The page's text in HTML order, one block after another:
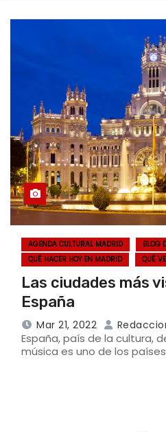
AGENDA CULTURAL MADRID
BLOG
QUÉ HACER HOY EN MADRID
QUÉ
Las ciudades más
España
Mar 21, 2022
España, país de la cultura,
música es uno de los